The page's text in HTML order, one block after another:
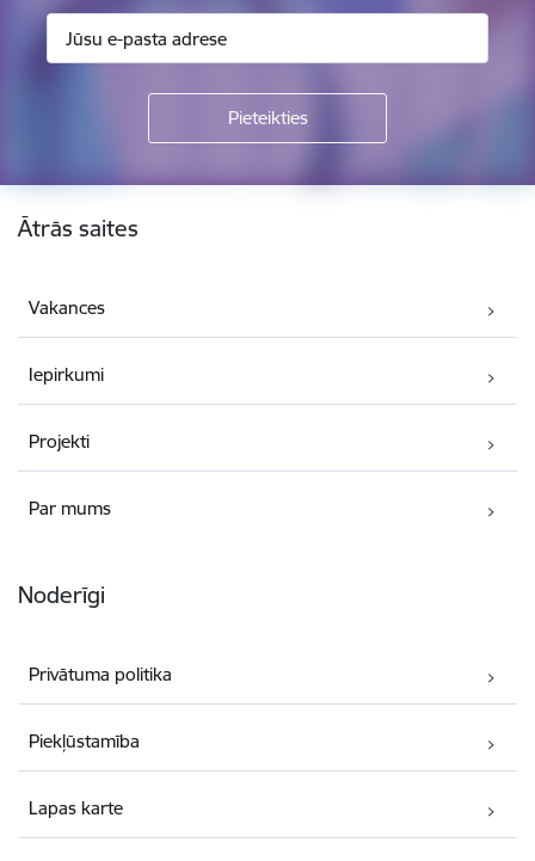
Kājene
Ātrās saites
Vakances
Iepirkumi
Projekti
Par mums
Noderīgi
Privātuma politika
Piekļūstamība
Lapas karte